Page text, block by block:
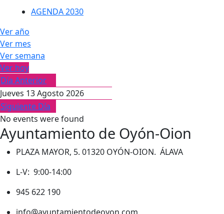
AGENDA 2030
Ver año
Ver mes
Ver semana
Ver hoy
Día Anterior
Jueves 13 Agosto 2026
Siguiente Día
No events were found
Ayuntamiento de Oyón-Oion
PLAZA MAYOR, 5. 01320 OYÓN-OION. ÁLAVA
L-V: 9:00-14:00
945 622 190